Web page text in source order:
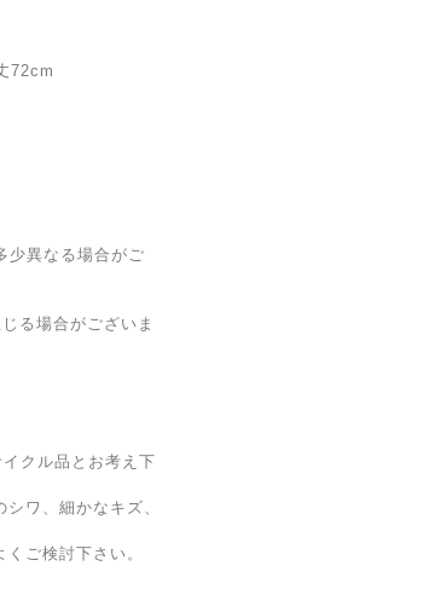
72cm
少異なる場合がご
る場合がございま
クル品とお考え下
ワ、細かなキズ、
ご検討下さい。